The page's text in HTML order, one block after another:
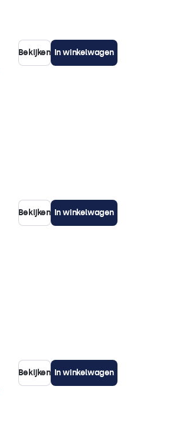
Bekijken In winkelwagen
Bekijken In winkelwagen
Bekijken In winkelwagen